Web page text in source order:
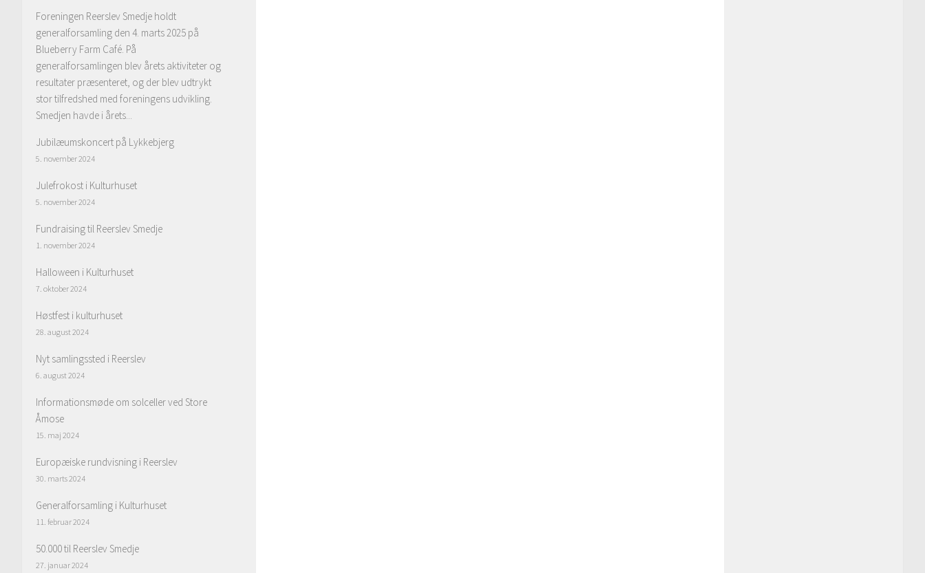
Foreningen Reerslev Smedje holdt
generalforsamling den 4. marts 2025 på
Blueberry Farm Café. På
generalforsamlingen blev årets aktiviteter og
resultater præsenteret, og der blev udtrykt
stor tilfredshed med foreningens udvikling.
Smedjen havde i årets...
Jubilæumskoncert på Lykkebjerg
5. november 2024
Julefrokost i Kulturhuset
5. november 2024
Fundraising til Reerslev Smedje
1. november 2024
Halloween i Kulturhuset
7. oktober 2024
Høstfest i kulturhuset
28. august 2024
Nyt samlingssted i Reerslev
6. august 2024
Informationsmøde om solceller ved Store
Åmose
15. maj 2024
Europæiske rundvisning i Reerslev
30. marts 2024
Generalforsamling i Kulturhuset
11. februar 2024
50.000 til Reerslev Smedje
27. januar 2024